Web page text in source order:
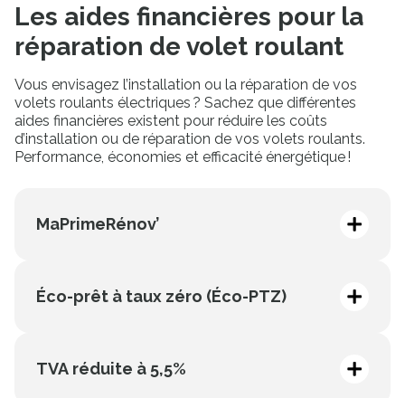
Les aides financières pour la
réparation de volet roulant
Vous envisagez l’installation ou la réparation de vos
volets roulants électriques ? Sachez que différentes
aides financières existent pour réduire les coûts
d’installation ou de réparation de vos volets roulants.
Performance, économies et efficacité énergétique !
MaPrimeRénov’
financer la rénovation énergétique, y compris
l’installation de volets roulants performants, sous
Éco-prêt à taux zéro (Éco-PTZ)
pouvant atteindre 50 000 € pour un ensemble de
travaux énergétiques, incluant le remplacement
TVA réduite à 5,5%